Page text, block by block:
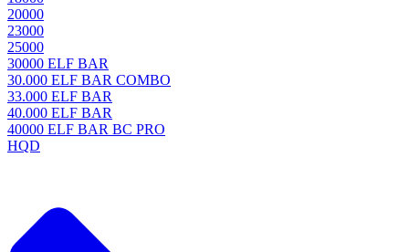
20000
23000
25000
30000 ELF BAR
30.000 ELF BAR COMBO
33.000 ELF BAR
40.000 ELF BAR
40000 ELF BAR BC PRO
HQD